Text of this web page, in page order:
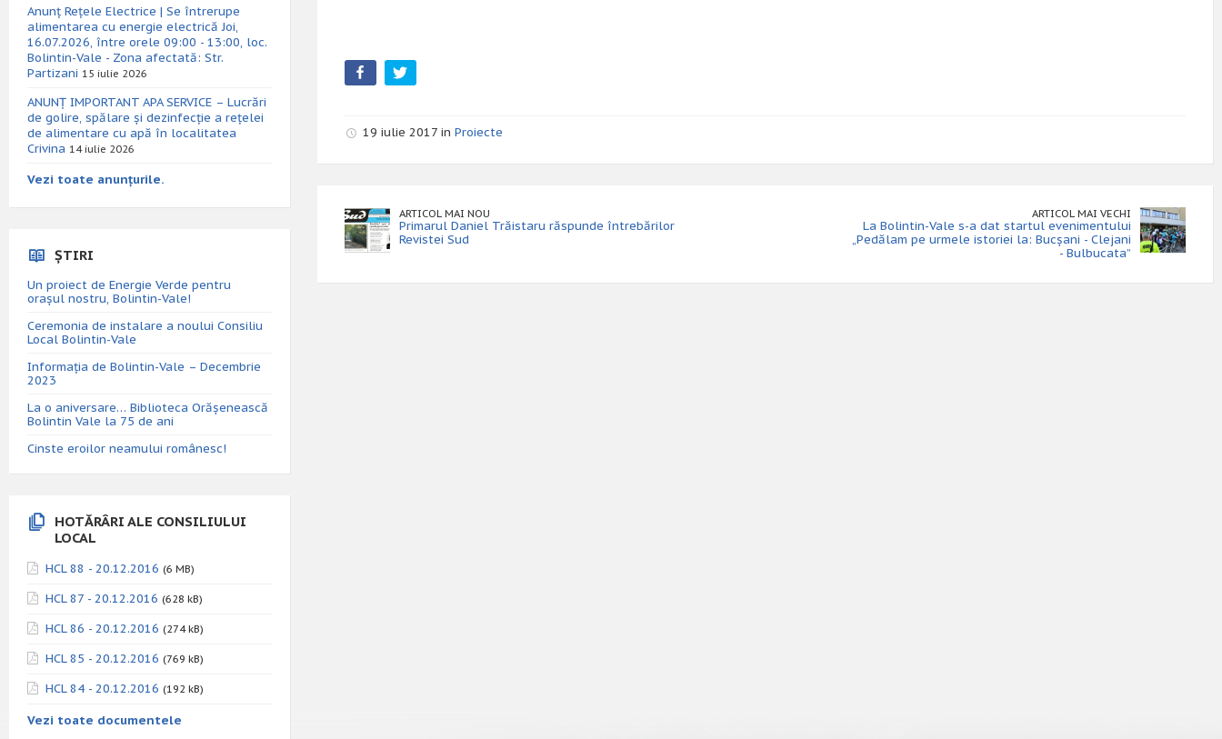
19 iulie 2017 in Proiecte
ARTICOL MAI NOU
Primarul Daniel Trăistaru răspunde întrebărilor
Revistei Sud
ARTICOL MAI VECHI
La Bolintin-Vale s-a dat startul evenimentului
„Pedălam pe urmele istoriei la: Bucșani - Clejani
- Bulbucata”
Anunț Rețele Electrice | Se întrerupe
alimentarea cu energie electrică Joi,
16.07.2026, între orele 09:00 - 13:00, loc.
Bolintin-Vale - Zona afectată: Str.
Partizani 15 iulie 2026
ANUNȚ IMPORTANT APA SERVICE – Lucrări
de golire, spălare și dezinfecție a rețelei
de alimentare cu apă în localitatea
Crivina 14 iulie 2026
Vezi toate anunțurile.
ȘTIRI
Un proiect de Energie Verde pentru
orașul nostru, Bolintin-Vale!
Ceremonia de instalare a noului Consiliu
Local Bolintin-Vale
Informația de Bolintin-Vale – Decembrie
2023
La o aniversare… Biblioteca Orăşenească
Bolintin Vale la 75 de ani
Cinste eroilor neamului românesc!
HOTĂRÂRI ALE CONSILIULUI
LOCAL
HCL 88 - 20.12.2016 (6 MB)
HCL 87 - 20.12.2016 (628 kB)
HCL 86 - 20.12.2016 (274 kB)
HCL 85 - 20.12.2016 (769 kB)
HCL 84 - 20.12.2016 (192 kB)
Vezi toate documentele